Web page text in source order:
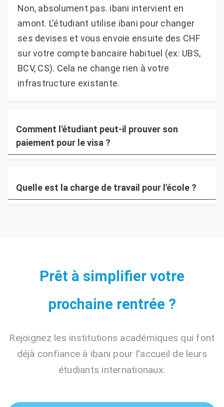
Non, absolument pas. ibani intervient en
amont. L'étudiant utilise ibani pour changer
ses devises et vous envoie ensuite des CHF
sur votre compte bancaire habituel (ex: UBS,
BCV, CS). Cela ne change rien à votre
infrastructure existante.
Comment l'étudiant peut-il prouver son
paiement pour le visa ?
Quelle est la charge de travail pour l'école ?
Prêt à simplifier votre
prochaine rentrée ?
Rejoignez les institutions académiques qui font
déjà confiance à ibani pour l'accueil de leurs
étudiants internationaux.